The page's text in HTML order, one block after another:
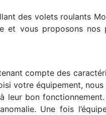
des volets roulants
et vous proposons nos
compte des
votre équipement,
leur bon
Une fois